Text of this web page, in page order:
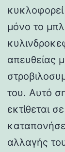
μόνο το
απευθείας
του. Αυτό
εκτίθεται
αλλαγής